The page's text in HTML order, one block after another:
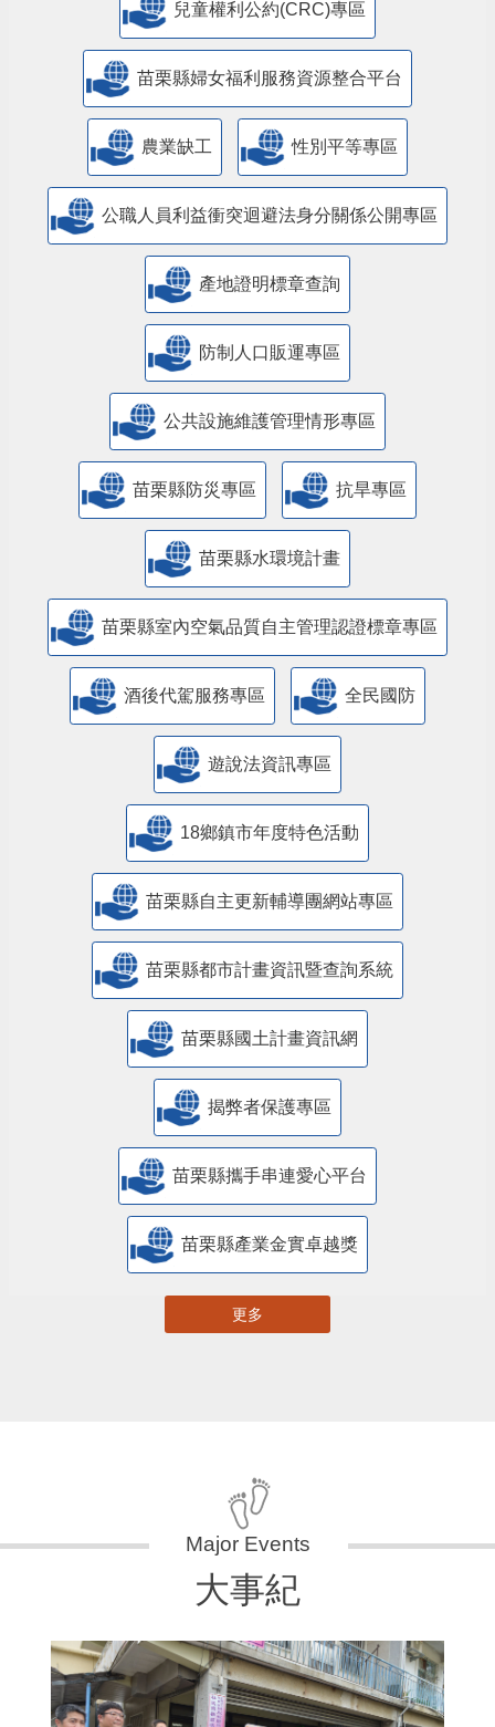
兒童權利公約(CRC)專區
苗栗縣婦女福利服務資源整合平台
農業缺工 性別平等專區
公職人員利益衝突迴避法身分關係公開專區
產地證明標章查詢
防制人口販運專區
​公共設施維護管理情形專區
苗栗縣防災專區 抗旱專區
苗栗縣水環境計畫
苗栗縣室內空氣品質自主管理認證標章專區
酒後代駕服務專區 全民國防
遊說法資訊專區
18鄉鎮市年度特色活動
苗栗縣自主更新輔導團網站專區
苗栗縣都市計畫資訊暨查詢系統
苗栗縣國土計畫資訊網
揭弊者保護專區
苗栗縣攜手串連愛心平台
苗栗縣產業金實卓越獎
更多
大事紀